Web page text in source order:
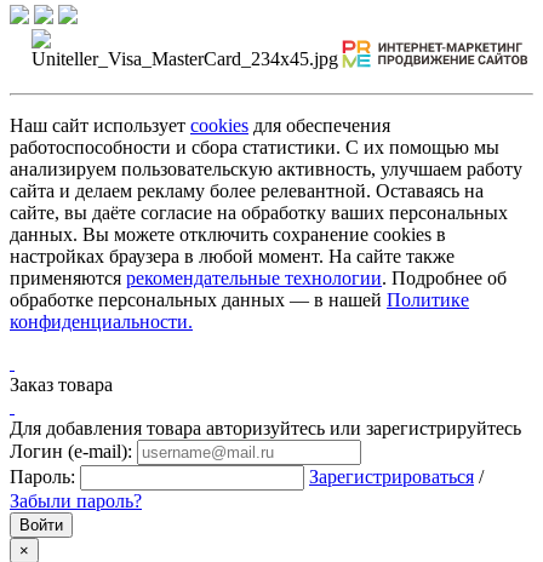
Наш сайт использует cookies для обеспечения
работоспособности и сбора статистики. С их помощью мы
анализируем пользовательскую активность, улучшаем работу
сайта и делаем рекламу более релевантной. Оставаясь на
сайте, вы даёте согласие на обработку ваших персональных
данных. Вы можете отключить сохранение cookies в
настройках браузера в любой момент. На сайте также
применяются рекомендательные технологии. Подробнее об
обработке персональных данных — в нашей Политике
конфиденциальности.
Заказ товара
Для добавления товара авторизуйтесь или зарегистрируйтесь
Логин (e-mail):
Пароль:
Зарегистрироваться /
Забыли пароль?
×